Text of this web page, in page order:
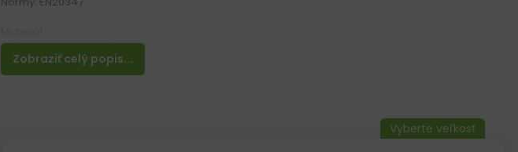
Zobraziť celý popis...
Zvršok z prírodnej mäkkej kože
Podrážka vyrobená z polyuretánu